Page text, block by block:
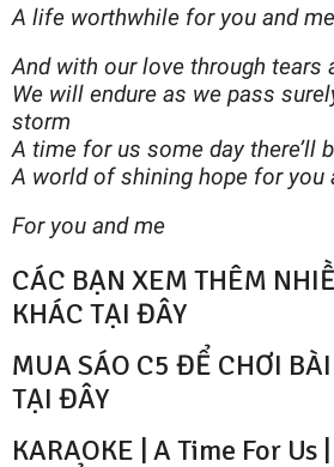
A life worthwhile for you and me
And with our love through tears
We will endure as we pass
storm
A time for us some day there’ll
A world of shining hope for you
For you and me
CÁC BẠN XEM THÊM
KHÁC TẠI ĐÂY
MUA SÁO C5 ĐỂ CHƠI
TẠI ĐÂY
KARAOKE | A Time For Us